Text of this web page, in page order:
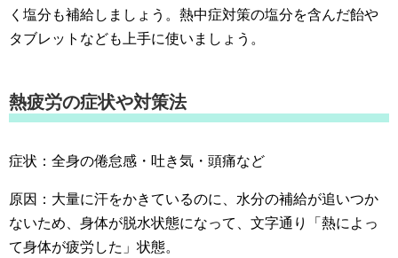
く塩分も補給しましょう。熱中症対策の塩分を含んだ飴や
タブレットなども上手に使いましょう。
熱疲労の症状や対策法
症状：全身の倦怠感・吐き気・頭痛など
原因：大量に汗をかきているのに、水分の補給が追いつか
ないため、身体が脱水状態になって、文字通り「熱によっ
て身体が疲労した」状態。